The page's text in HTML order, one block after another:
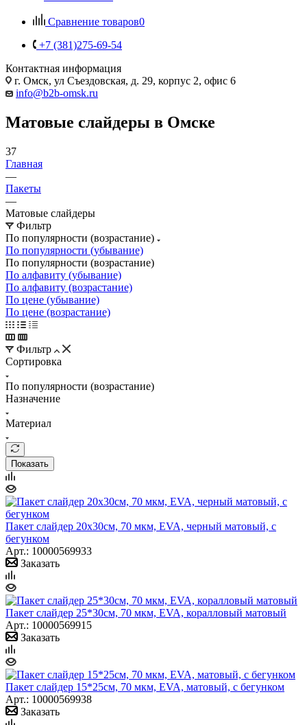
Сравнение товаров0
+7 (381)275-69-54
Контактная информация
г. Омск, ул Съездовская, д. 29, корпус 2, офис 6
info@b2b-omsk.ru
Матовые слайдеры в Омске
37
Главная
—
Пакеты
—
Матовые слайдеры
Фильтр
По популярности (возрастание)
По популярности (убывание)
По популярности (возрастание)
По алфавиту (убывание)
По алфавиту (возрастание)
По цене (убывание)
По цене (возрастание)
Фильтр
Сортировка
По популярности (возрастание)
Назначение
Материал
Показать
Пакет слайдер 20х30см, 70 мкм, EVA, черный матовый, с
бегунком
Арт.: 10000569933
Заказать
Пакет слайдер 25*30см, 70 мкм, EVA, коралловый матовый
Арт.: 10000569915
Заказать
Пакет слайдер 15*25см, 70 мкм, EVA, матовый, с бегунком
Арт.: 10000569938
Заказать